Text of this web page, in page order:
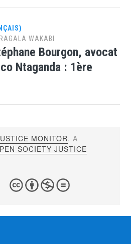
WAKABI
Bourgon, avocat
Ntaganda : 1ère
MONITOR. A
SOCIETY JUSTICE